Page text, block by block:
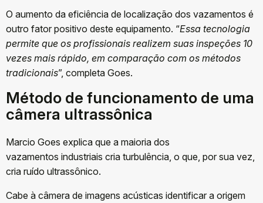
O aumento da eficiência de localização dos vazamentos é
outro fator positivo deste equipamento. “Essa tecnologia
permite que os profissionais realizem suas inspeções 10
vezes mais rápido, em comparação com os métodos
tradicionais”, completa Goes.
Método de funcionamento de uma
câmera ultrassônica
Marcio Goes explica que a maioria dos
vazamentos industriais cria turbulência, o que, por sua vez,
cria ruído ultrassônico.
Cabe à câmera de imagens acústicas identificar a origem